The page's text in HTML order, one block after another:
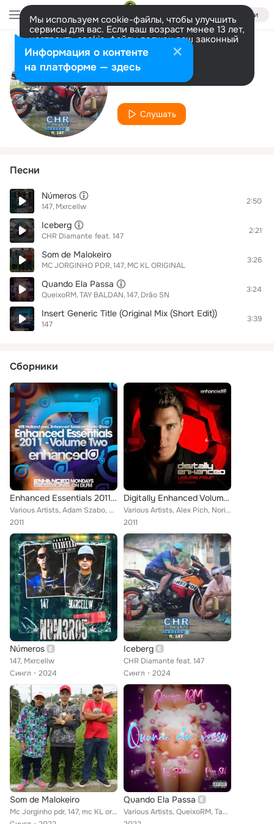
Войти
Мы используем cookie-файлы, чтобы улучшить
сервисы для вас. Если ваш возраст менее 13 лет,
настроить cookie-файлы должен ваш законный
представитель. Больше информации
Разрешить все Настроить
Исполнитель
147
Слушать
Песни
Números
147 Mxrcellw
2:50
Iceberg
CHR Diamante feat. 147
2:21
Som de Malokeiro
MC JORGINHO PDR 147 MC KL ORIGINAL
3:26
Quando Ela Passa
QueixoRM TAY BALDAN 147 Drão SN
3:24
Insert Generic Title (Original Mix (Short Edit))
147
3:39
Сборники
Enhanced Essentials 2011 Vol 2
Various Artists, Adam Szabo, Levann, Lang & Yep, Temple One, Sonic Element, Will Holland, Arty, Eximinds, Sundriver, 147 feat. T...
2011
Digitally Enhanced Volume Four, Mixed by Will Holland
Various Artists, Alex Pich, Norin & Rad, Daniel Kandi, 147, Juventa, Stonevalley, Agulo, Ad Brown, Temple One, Arty, Sequentia, ...
2011
Números
147, Mxrcellw
Сингл
2024
Iceberg
CHR Diamante feat. 147
Сингл
2024
Som de Malokeiro
Mc Jorginho pdr, 147, mc KL original
Quando Ela Passa
Various Artists, QueixoRM, Tay Baldan, 147, drão sn
Информация о контенте
на платформе — здесь